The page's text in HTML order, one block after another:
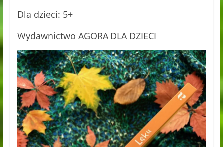
Dla dzieci: 5+
Wydawnictwo AGORA DLA DZIECI